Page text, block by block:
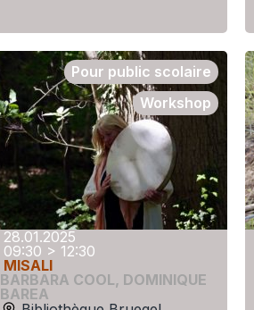
28.01.2025
09:30 > 12:30
MISALI
BARBARA COOL, DOMINIQUE
BAREA
Pour public scolaire
Workshop